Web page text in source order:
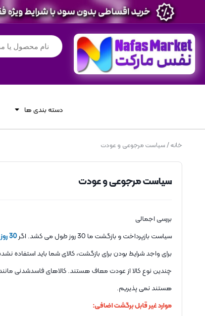
دسته بندی ها
خانه/ سیاست مرجوعی و عودت
سیاست مرجوعی و عودت
بررسی اجمالی
سیاست بازپرداخت و بازگشت ما 30 روز طول می کشد. اگر
برای واجد شرایط بودن برای بازگشت، کالای شما باید استفاده
چندین نوع کالا از عودت معاف هستند. کالاهای فاسدشدنی
هستند نمی پذیریم.
موارد غیر قابل برگشت اضافی: